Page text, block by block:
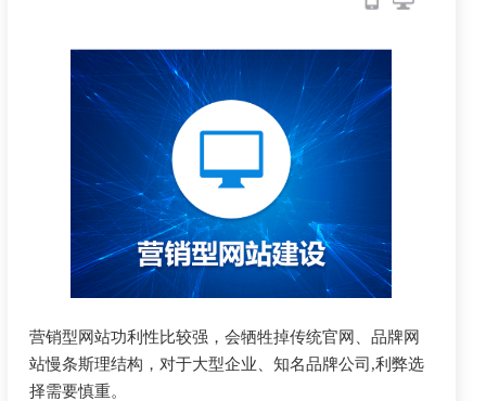
营销型网站功利性比较强，会牺牲掉传统官网、品牌网
站慢条斯理结构，对于大型企业、知名品牌公司,利弊选
择需要慎重。